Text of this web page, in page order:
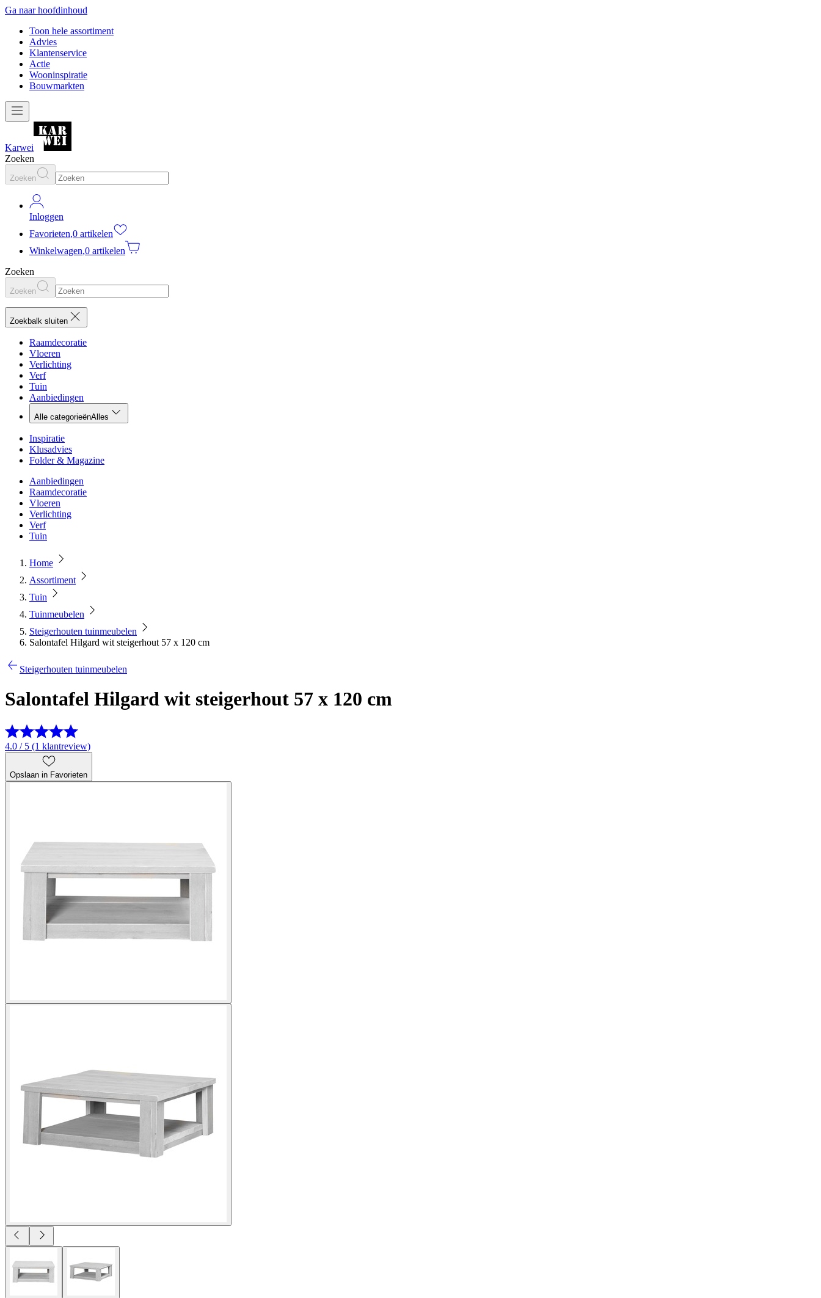
Ga naar hoofdinhoud
Toon hele assortiment
Advies
Klantenservice
Actie
Wooninspiratie
Bouwmarkten
Karwei
Zoeken
Zoeken
Inloggen
Favorieten,0 artikelen
Winkelwagen,0 artikelen
Zoeken
Zoeken
Zoekbalk sluiten
Raamdecoratie
Vloeren
Verlichting
Verf
Tuin
Aanbiedingen
Alle categorieënAlles
Inspiratie
Klusadvies
Folder & Magazine
Aanbiedingen
Raamdecoratie
Vloeren
Verlichting
Verf
Tuin
Home
Assortiment
Tuin
Tuinmeubelen
Steigerhouten tuinmeubelen
Salontafel Hilgard wit steigerhout 57 x 120 cm
Steigerhouten tuinmeubelen
Salontafel Hilgard wit steigerhout 57 x 120 cm
4.0 / 5 (1 klantreview)
Opslaan in Favorieten